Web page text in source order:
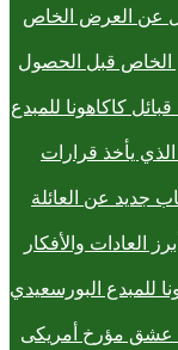
عن العرض الخاص
قبل الحصول
كاكاهونا للمبدع
يأخذ قرارات
جديد عن العائلة
العادات والأفكار
للمبدع البورسعيدي
عشق مؤرخ أمريكى